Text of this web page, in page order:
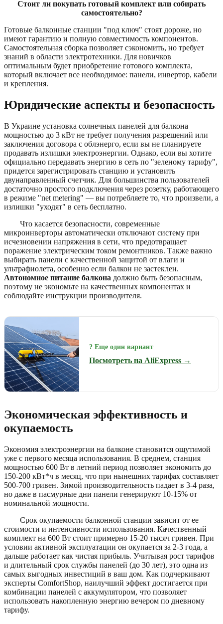
Стоит ли покупать готовый комплект или собирать
самостоятельно?
Готовые балконные станции "под ключ" стоят дороже, но
имеют гарантию и полную совместимость компонентов.
Самостоятельная сборка позволяет сэкономить, но требует
знаний в области электротехники. Для новичков
оптимальным будет приобретение готового комплекта,
который включает все необходимое: панели, инвертор, кабели
и крепления.
Юридические аспекты и безопасность
В Украине установка солнечных панелей для балкона
мощностью до 3 кВт не требует получения разрешений или
заключения договора с облэнерго, если вы не планируете
продавать излишки электроэнергии. Однако, если вы хотите
официально передавать энергию в сеть по "зеленому тарифу",
придется зарегистрировать станцию и установить
двунаправленный счетчик. Для большинства пользователей
достаточно простого подключения через розетку, работающего
в режиме "net metering" — вы потребляете то, что произвели, а
излишки "уходят" в сеть бесплатно.
Что касается безопасности, современные
микроинверторы автоматически отключают систему при
исчезновении напряжения в сети, что предотвращает
поражение электрическим током ремонтников. Также важно
выбирать панели с качественной защитой от влаги и
ультрафиолета, особенно если балкон не застеклен.
Автономное питание балкона должно быть безопасным,
поэтому не экономьте на качественных компонентах и
соблюдайте инструкции производителя.
? Еще один вариант
Посмотреть на AliExpress →
Экономическая эффективность и
окупаемость
Экономия электроэнергии на балконе становится ощутимой
уже с первого месяца использования. В среднем, станция
мощностью 600 Вт в летний период позволяет экономить до
150-200 кВт*ч в месяц, что при нынешних тарифах составляет
500-700 гривен. Зимой производительность падает в 3-4 раза,
но даже в пасмурные дни панели генерируют 10-15% от
номинальной мощности.
Срок окупаемости балконной станции зависит от ее
стоимости и интенсивности использования. Качественный
комплект на 600 Вт стоит примерно 15-20 тысяч гривен. При
условии активной эксплуатации он окупается за 2-3 года, а
дальше работает как чистая прибыль. Учитывая рост тарифов
и длительный срок службы панелей (до 30 лет), это одна из
самых выгодных инвестиций в ваш дом. Как подчеркивают
эксперты ComfortShop, наилучший эффект достигается при
комбинации панелей с аккумулятором, что позволяет
использовать накопленную энергию вечером по дневному
тарифу.